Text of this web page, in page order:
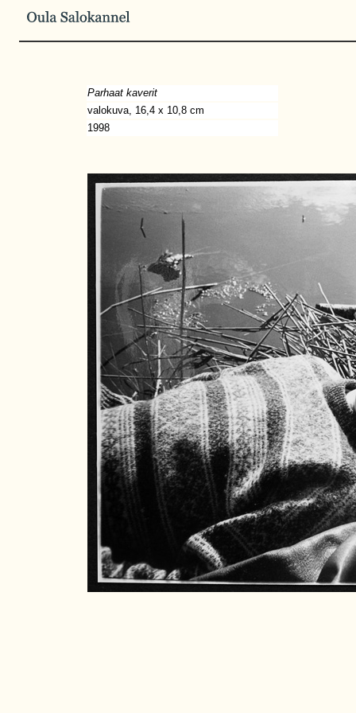
Parhaat kaverit
valokuva, 16,4 x 10,8 cm
1998